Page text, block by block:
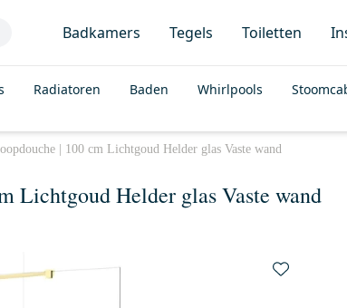
Badkamers Tegels Toiletten
Radiatoren Baden Whirlpools
| 100 cm Lichtgoud Helder glas Vaste wand
Lichtgoud Helder glas Vaste wand